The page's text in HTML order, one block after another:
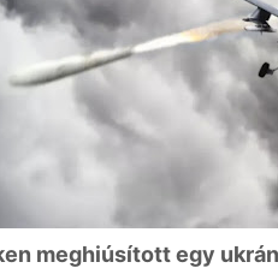
meghiúsított egy